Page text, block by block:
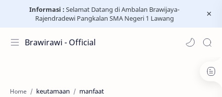
Informasi :Selamat Datang di Ambalan Brawijaya-
Rajendradewi Pangkalan SMA Negeri 1 Lawang
Brawirawi - Official
Home keutamaan manfaat